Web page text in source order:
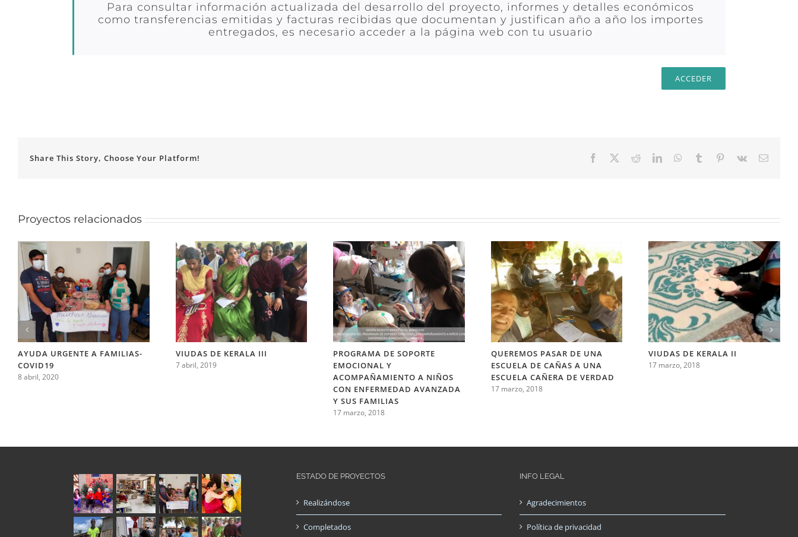
Para consultar información actualizada del desarrollo del proyecto, informes y detalles económicos
como transferencias emitidas y facturas recibidas que documentan y justifican año a año los importes
entregados, es necesario acceder a la página web con tu usuario
ACCEDER
Share This Story, Choose Your Platform! Facebook RedditLinkedInWhatsApp
Tumblr Pinterest
Vk
Correo
Proyectos relacionados
AYUDA URGENTE A FAMILIAS-
COVID19
8 abril, 2020
VIUDAS DE KERALA III
7 abril, 2019
PROGRAMA DE SOPORTE
EMOCIONAL Y
ACOMPAÑAMIENTO A NIÑOS
CON ENFERMEDAD AVANZADA
Y SUS FAMILIAS
17 marzo, 2018
QUEREMOS PASAR DE UNA
ESCUELA DE CAÑAS A UNA
ESCUELA CAÑERA DE VERDAD
17 marzo, 2018
VIUDAS DE KERALA II
17 marzo, 2018
ESTADO DE PROYECTOS
Realizándose
Completados
INFO LEGAL
Agradecimientos
Política de privacidad